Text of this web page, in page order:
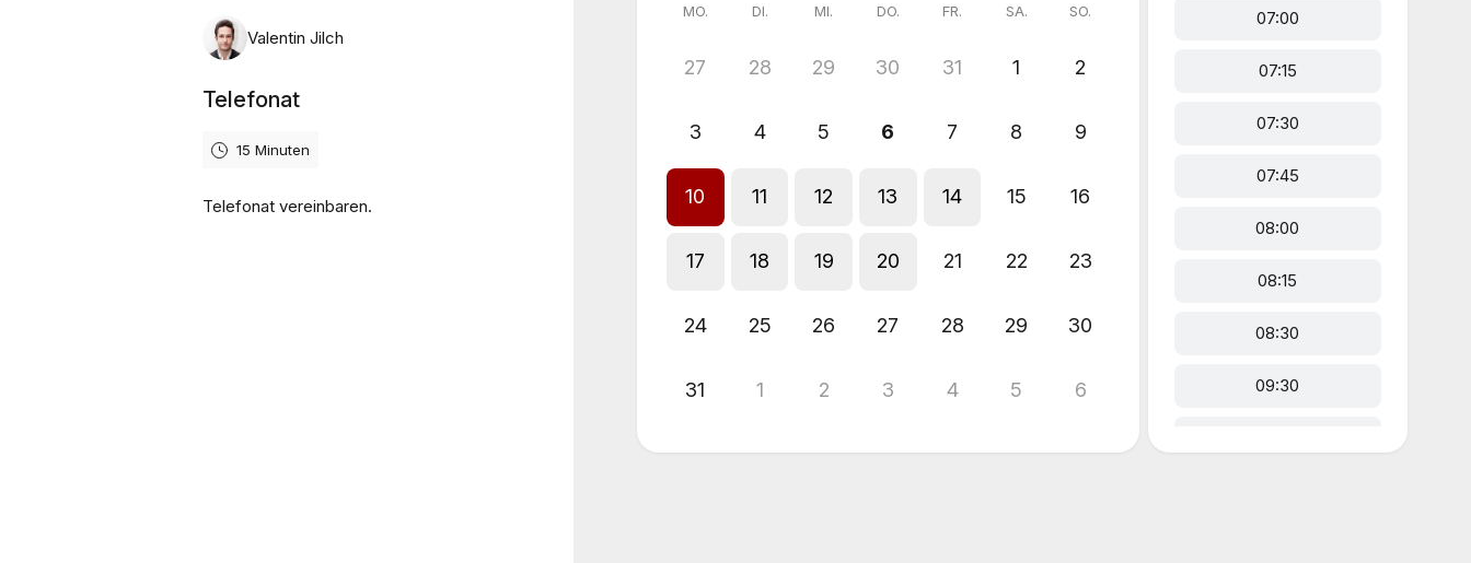
Valentin Jilch
Telefonat
15 Minuten
Telefonat vereinbaren.
MO. DI. MI. DO. FR. SA. SO.
27 28 29 30 31 1 2
3 4 5 6 7 8 9
10 11 12 13 14 15 16
17 18 19 20 21 22 23
24 25 26 27 28 29 30
31 1 2 3 4 5 6
07:00
07:15
07:30
07:45
08:00
08:15
08:30
09:30